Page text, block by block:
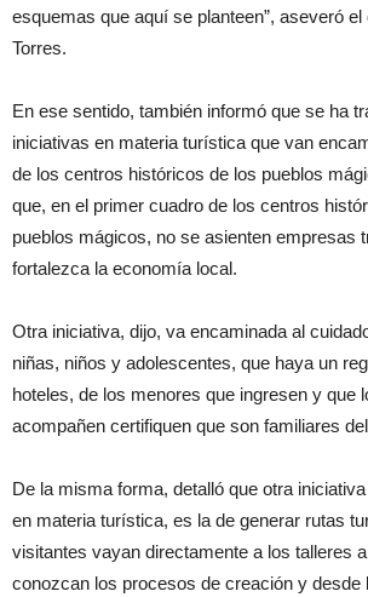
esquemas que aquí se planteen”, aseveró
Torres.
En ese sentido, también informó que se ha
iniciativas en materia turística que van
de los centros históricos de los pueblos
que, en el primer cuadro de los centros
pueblos mágicos, no se asienten empresas
fortalezca la economía local.
Otra iniciativa, dijo, va encaminada al
niñas, niños y adolescentes, que haya un
hoteles, de los menores que ingresen y que
acompañen certifiquen que son familiares
De la misma forma, detalló que otra
en materia turística, es la de generar rutas
visitantes vayan directamente a los talleres
conozcan los procesos de creación y desde